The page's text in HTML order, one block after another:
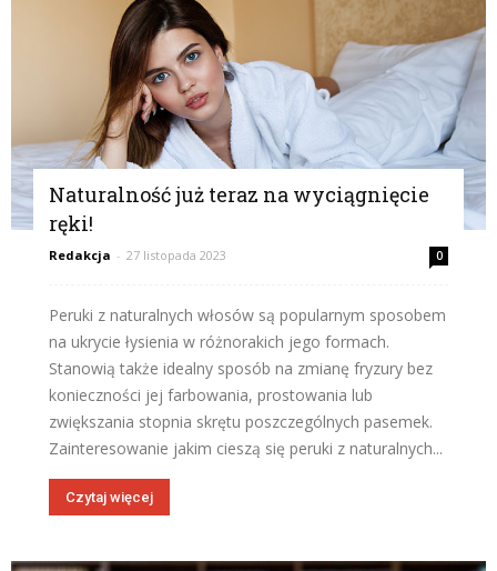
Naturalność już teraz na wyciągnięcie
ręki!
Redakcja - 27 listopada 2023 0
Peruki z naturalnych włosów są popularnym sposobem
na ukrycie łysienia w różnorakich jego formach.
Stanowią także idealny sposób na zmianę fryzury bez
konieczności jej farbowania, prostowania lub
zwiększania stopnia skrętu poszczególnych pasemek.
Zainteresowanie jakim cieszą się peruki z naturalnych...
Czytaj więcej